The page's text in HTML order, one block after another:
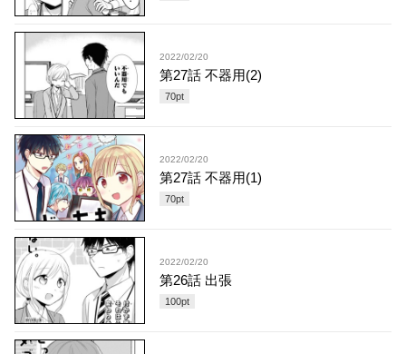
2022/02/20
第27話 不器用(2)
70pt
2022/02/20
第27話 不器用(1)
70pt
2022/02/20
第26話 出張
100pt